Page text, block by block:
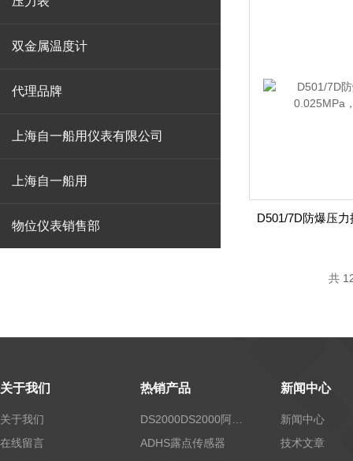
双金属温度计
代理品牌
上海自一船用仪表有限公司
上海自一船用
物位仪表销售部
共
关于我们
关于我们
在线留言
热销产品
ADHS露点传感器
新闻中心
新闻中心
技术文章